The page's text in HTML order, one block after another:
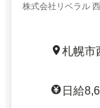
株式会社リベラル
札幌市
日給